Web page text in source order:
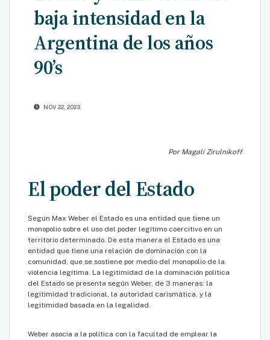
baja intensidad en la
Argentina de los años
90’s
NOV 22, 2023
Por Magalí Zirulnikoff
El poder del Estado
Según Max Weber el Estado es una entidad que tiene un
monopolio sobre el uso del poder legítimo coercitivo en un
territorio determinado. De esta manera el Estado es una
entidad que tiene una relación de dominación con la
comunidad, que se sostiene por medio del monopolio de la
violencia legítima. La legitimidad de la dominación política
del Estado se presenta según Weber, de 3 maneras: la
legitimidad tradicional, la autoridad carismática, y la
legitimidad basada en la legalidad.
Weber asocia a la política con la facultad de emplear la